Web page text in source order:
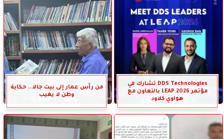
DDS Technologies تشارك في
مؤتمر LEAP 2026 بالتعاون مع
هواوي كلاود
من رأس عمار إلى بيت جالا.. حكاية
وطن لا يغيب